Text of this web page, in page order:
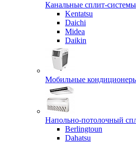
Канальные сплит-системы
Kentatsu
Daichi
Midea
Daikin
Мобильные
Напольно-потолочный
Berlingtoun
Dahatsu